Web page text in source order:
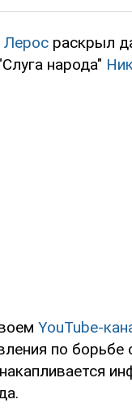
Лерос раскрыл
народа"
YouTube-
по борьбе